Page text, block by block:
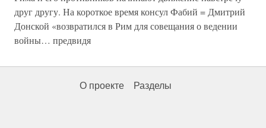
друг другу. На короткое время консул Фабий = Дмитрий
Донской «возвратился в Рим для совещания о ведении
войны… предвидя
О проекте Разделы